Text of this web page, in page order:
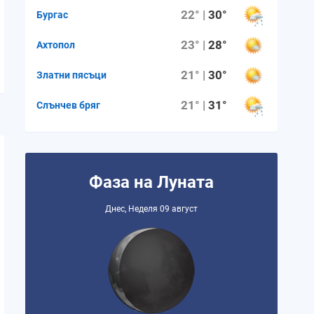
Бургас 22° |30°
Ахтопол 23° |28°
Златни пясъци 21° |30°
Слънчев бряг 21° |31°
Фаза на Луната
Днес, Неделя 09 август